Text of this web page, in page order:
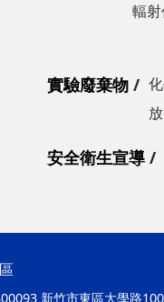
輻
實驗廢棄物
安全衛生宣導
新竹市東區大學路